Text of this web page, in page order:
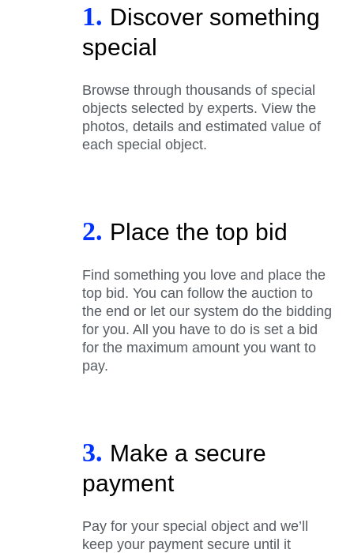
1. Discover something
special
Browse through thousands of special
objects selected by experts. View the
photos, details and estimated value of
each special object.
2. Place the top bid
Find something you love and place the
top bid. You can follow the auction to
the end or let our system do the bidding
for you. All you have to do is set a bid
for the maximum amount you want to
pay.
3. Make a secure
payment
Pay for your special object and we’ll
keep your payment secure until it